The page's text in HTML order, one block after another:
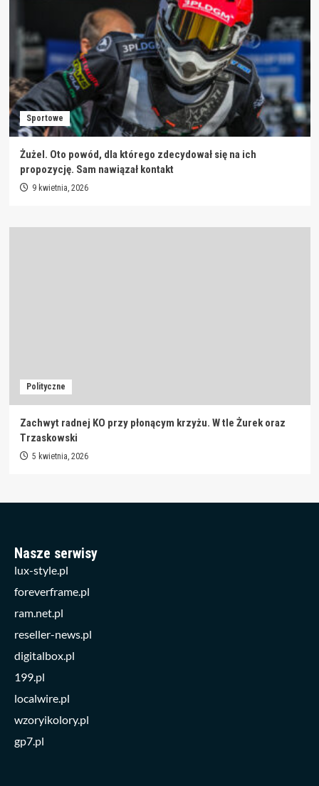
Sportowe
Żużel. Oto powód, dla którego zdecydował się na ich
propozycję. Sam nawiązał kontakt
9 kwietnia, 2026
Polityczne
Zachwyt radnej KO przy płonącym krzyżu. W tle Żurek oraz
Trzaskowski
5 kwietnia, 2026
Nasze serwisy
lux-style.pl
foreverframe.pl
ram.net.pl
reseller-news.pl
digitalbox.pl
199.pl
localwire.pl
wzoryikolory.pl
gp7.pl